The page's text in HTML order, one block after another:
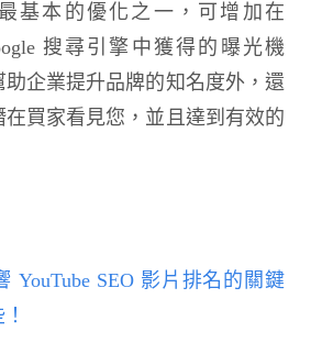
基本的優化之一，可增加在
搜尋引擎中獲得的曝光機
企業提升品牌的知名度外，還
買家看見您，並且達到有效的
YouTube SEO 影片排名的關鍵